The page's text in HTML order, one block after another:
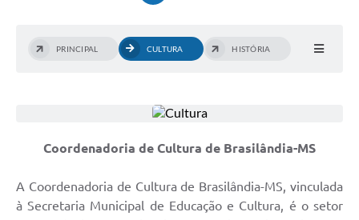
Ouvidoria
PRINCIPAL CULTURA HISTÓRIA
Coordenadoria de Cultura de Brasilândia-MS
A Coordenadoria de Cultura de Brasilândia-MS, vinculada
à Secretaria Municipal de Educação e Cultura, é o setor